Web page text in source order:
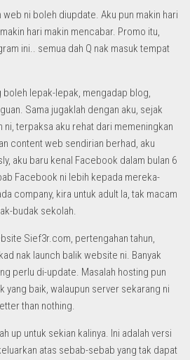
ni boleh diupdate. Aku pun makin hari
hari makin mencabar. Promo itu,
ini.. semua dah Q nak masuk tempat
lepak-lepak, mengadap blog,
Sama jugaklah dengan aku, sejak
terpaksa aku rehat dari memeningkan
content web sendirian berhad, aku
aku baru kenal Facebook dalam bulan 6
Facebook ni lebih kepada mereka-
company, kira untuk adult la, tak macam
budak sekolah.
Sief3r.com, pertengahan tahun,
nak launch balik website ni. Banyak
perlu di-update. Masalah hosting pun
yang baik, walaupun server sekarang ni
than nothing.
up untuk sekian kalinya. Ini adalah versi
atas sebab-sebab yang tak dapat